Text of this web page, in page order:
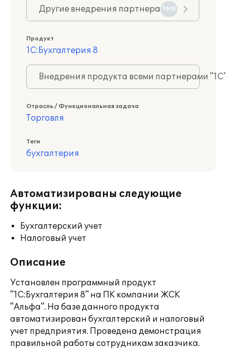
Другие внедрения партнера 7610
Продукт
1С:Бухгалтерия 8
Внедрения продукта всеми партнерами
Отрасль / Функциональная задача
Торговля
Теги
бухгалтерия
Автоматизированы следующие
функции:
Бухгалтерский учет
Налоговый учет
Описание
Установлен программный продукт
"1С:Бухгалтерия 8" на ПК компании ЖСК
"Альфа". На базе данного продукта
автоматизирован бухгалтерский и налоговый
учет предприятия. Проведена демонстрация
правильной работы сотрудникам заказчика.